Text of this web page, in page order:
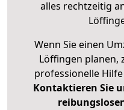
alles rechtzeitig
Wenn Sie einen
Löffingen planen,
professionelle
Kontaktieren Sie